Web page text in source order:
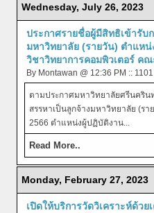
Wednesday, July 26, 2023
ประกาศรายชื่อผู้มีสิทธิเข้ารับ
มหาวิทยาลัย (รายวัน) ตำแห
วิชาวิทยาการคอมพิวเตอร์ ค
By Montawan @ 12:36 PM ::
ตามประกาศมหาวิทยาลัยศรีนคริน
สรรหาเป็นลูกจ้างมหาวิทยาลัย (ร
2566 ตำแหน่งผู้ปฏิบัติงาน...
Read More..
Monday, February 27, 2023
เปิดให้บริการวัดวิเคราะห์ด้วย